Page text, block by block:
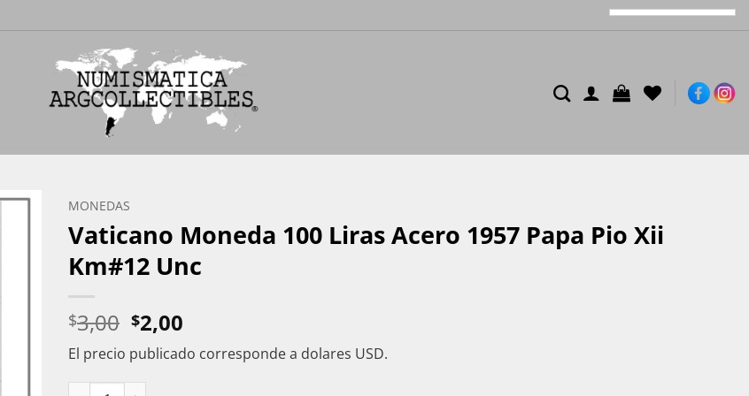
MONEDAS
Vaticano Moneda 100 Liras Acero 1957 Papa Pio Xii
Km#12 Unc
$3,00 El
precio
original
era:
$2,00
precio
actual
El precio publicado corresponde a dolares USD.